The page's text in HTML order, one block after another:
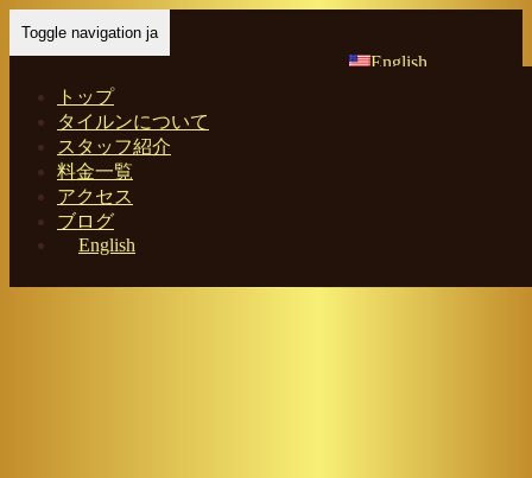
English
Toggle navigation ja
トップ
タイルンについて
スタッフ紹介
料金一覧
アクセス
ブログ
English
-フレイ…